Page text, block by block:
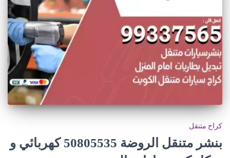
كراج متنقل
بنشر متنقل الروضة 50805535‬ كهربائي و